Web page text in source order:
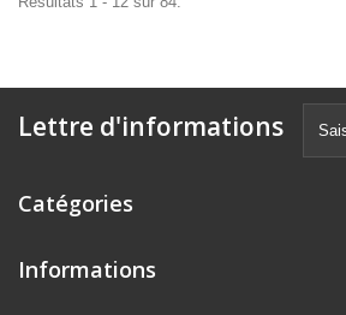
Lettre d'informations
Catégories
Informations